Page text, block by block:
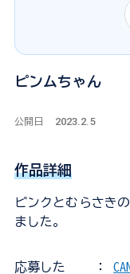
ピンムちゃん
公開日 2023.2.5
作品詳細
ピンクとむらさき
ました。
応募した
：